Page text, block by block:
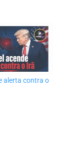
alerta contra o